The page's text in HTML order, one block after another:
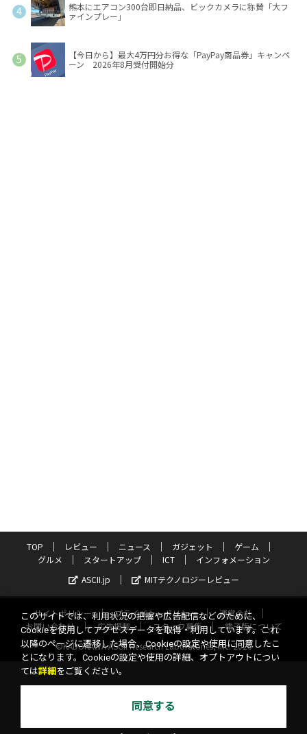
熊本にエアコン300台即日納品、ビックカメラに称賛「大フ
ァインプレー」
【今日から】最大4万円分お得な「PayPay商品券」キャンペ
ーン 2026年8月受付開始分
TOP レビュー ニュース ガジェット
ゲーム
グルメ
スタートアップ ICT
インフォメーション
ASCII.jp
MITテクノロジーレビュー
サイトポリシー プライバシーポリシー
運営会社
お問い合わせ
広告掲載 スタッフ募集
電子版について
©KADOKAWA ASCII Research Laboratories, Inc. 2026
このサイトでは、利用状況の把握や広告配信などのために、
Cookieを使用してアクセスデータを取得・利用しています。これ
以降のページに遷移した場合、Cookieの設定や使用に同意したこ
とになります。Cookieの設定や使用の詳細、オプトアウトについ
ては詳細 をご覧ください。
同意する